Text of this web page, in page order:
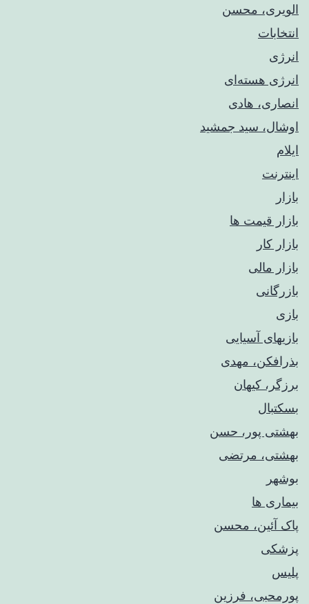
الویری، محسن
انتخابات
انرژی
انرژی هسته‌ای
انصاری، هادی
اوشال، سید جمشید
ایلام
اینترنت
بازار
بازار قیمت ها
بازار کار
بازار مالی
بازرگانی
بازی
بازیهای آسیایی
بذرافکن، مهدی
برزگر، کیهان
بسکتبال
بهشتی پور، حسن
بهشتی، مرتضی
بوشهر
بیماری ها
پاک آئین، محسن
پزشکی
پلیس
پورمحبی، فرزین